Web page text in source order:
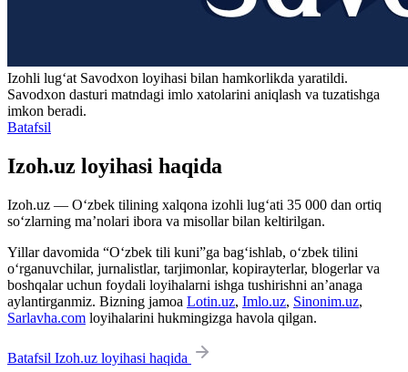
Izohli lugʻat Savodxon loyihasi bilan hamkorlikda yaratildi.
Savodxon dasturi matndagi imlo xatolarini aniqlash va tuzatishga
imkon beradi.
Batafsil
Izoh.uz loyihasi haqida
Izoh.uz — O‘zbek tilining xalqona izohli lug‘ati 35 000 dan ortiq
so‘zlarning ma’nolari ibora va misollar bilan keltirilgan.
Yillar davomida “O‘zbek tili kuni”ga bag‘ishlab, o‘zbek tilini
o‘rganuvchilar, jurnalistlar, tarjimonlar, kopirayterlar, blogerlar va
boshqalar uchun foydali loyihalarni ishga tushirishni an’anaga
aylantirganmiz. Bizning jamoa Lotin.uz, Imlo.uz, Sinonim.uz,
Sarlavha.com loyihalarini hukmingizga havola qilgan.
Batafsil Izoh.uz loyihasi haqida